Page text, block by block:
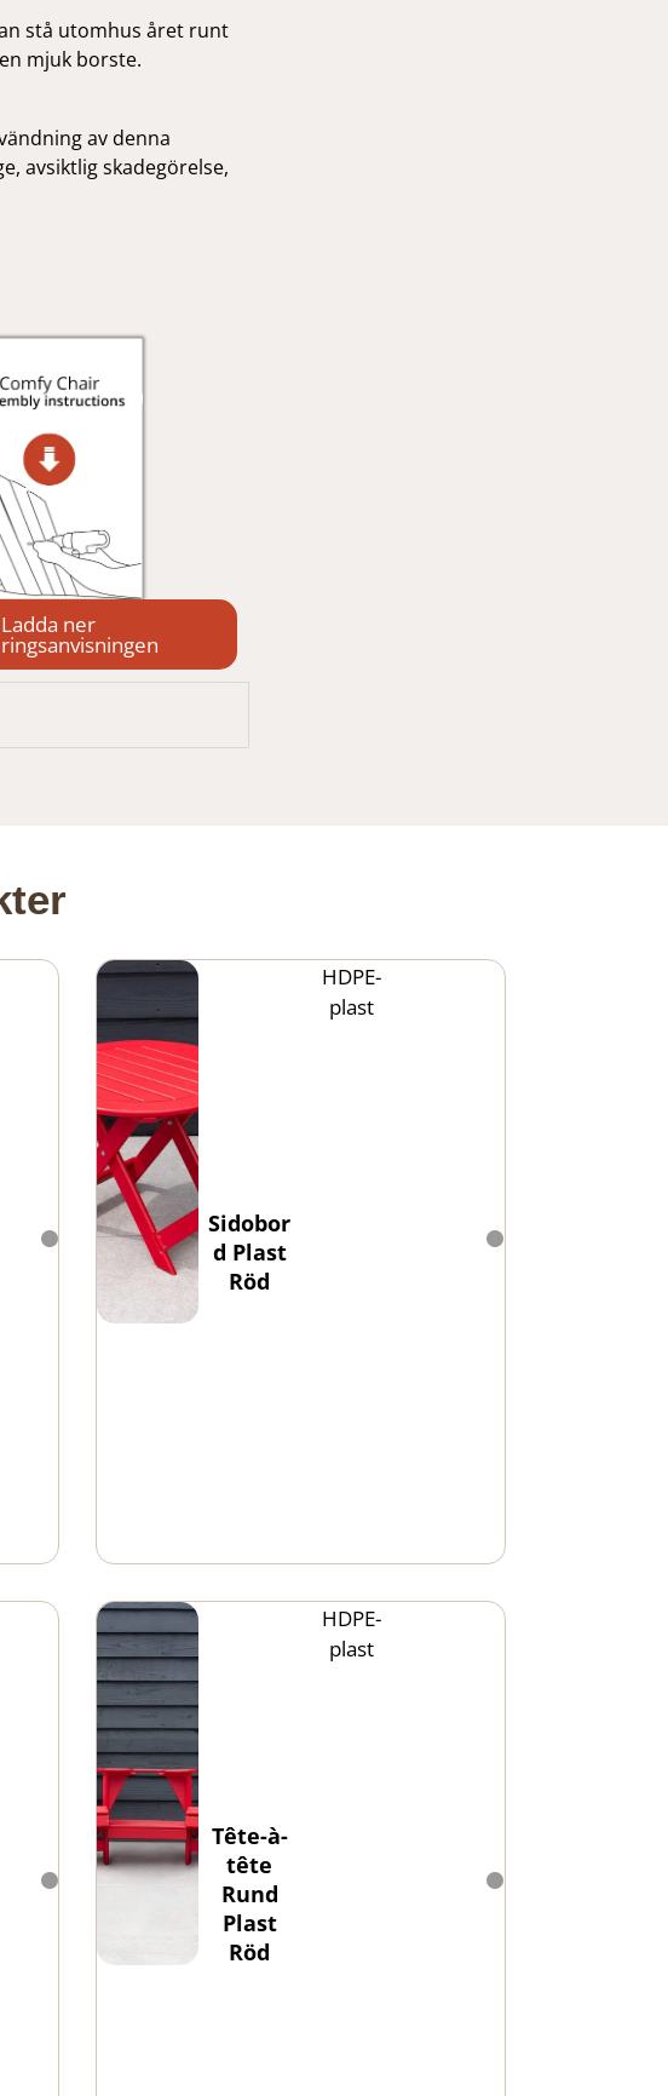
stå utomhus året runt
mjuk borste.
av denna
avsiktlig skadegörelse,
Ladda ner
Sidobor
d Plast
Röd
HDPE-
plast
Tête-à-
tête
Rund
Plast
Röd
HDPE-
plast